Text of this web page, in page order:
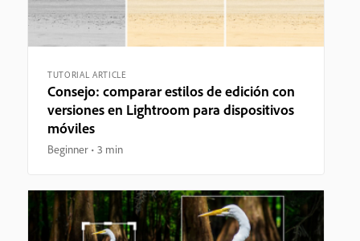
TUTORIAL ARTICLE
Consejo: comparar estilos de edición con
versiones en Lightroom para dispositivos
móviles
Beginner 3 min